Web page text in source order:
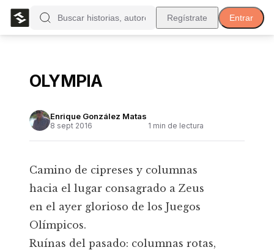
Regístrate Entrar
OLYMPIA
Enrique González Matas
8 sept 2016 1 min de lectura
Camino de cipreses y columnas
hacia el lugar consagrado a Zeus
en el ayer glorioso de los Juegos
Olímpicos.
Ruínas del pasado: columnas rotas,